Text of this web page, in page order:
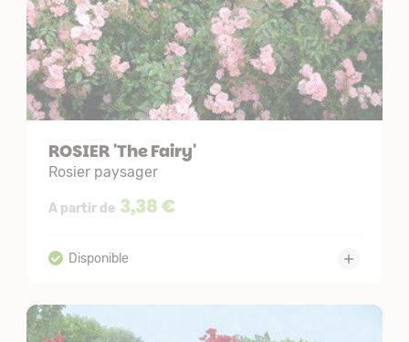
ROSIER 'The Fairy'
Rosier paysager
A partir de 3,38 €